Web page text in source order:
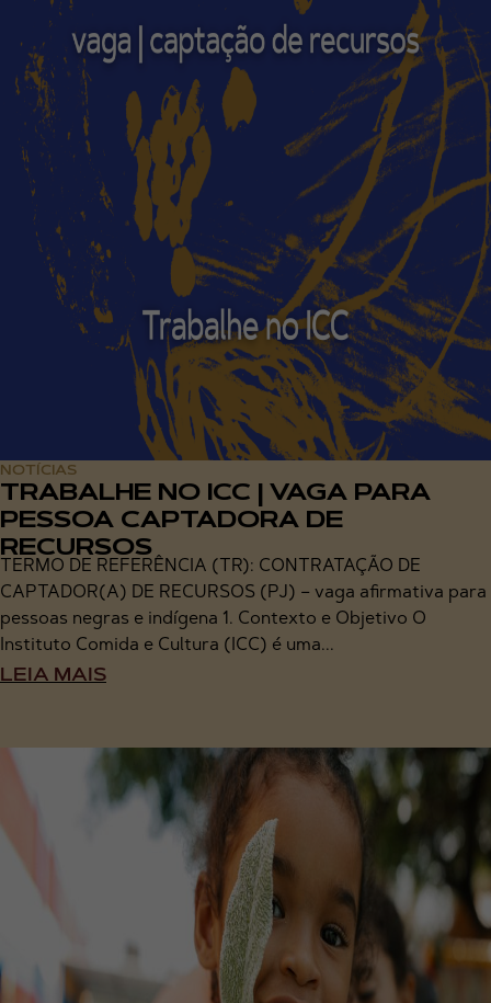
NOTÍCIAS
TRABALHE NO ICC | VAGA PARA
PESSOA CAPTADORA DE
RECURSOS
TERMO DE REFERÊNCIA (TR): CONTRATAÇÃO DE
CAPTADOR(A) DE RECURSOS (PJ) – vaga afirmativa para
pessoas negras e indígena 1. Contexto e Objetivo O
Instituto Comida e Cultura (ICC) é uma...
LEIA MAIS